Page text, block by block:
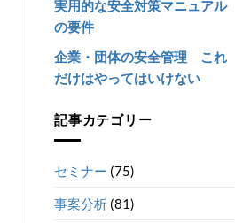
実用的な安全対策マニュアル
の要件
企業・団体の安全管理 これ
だけはやってはいけない
記事カテゴリー
セミナー (75)
事案分析 (81)